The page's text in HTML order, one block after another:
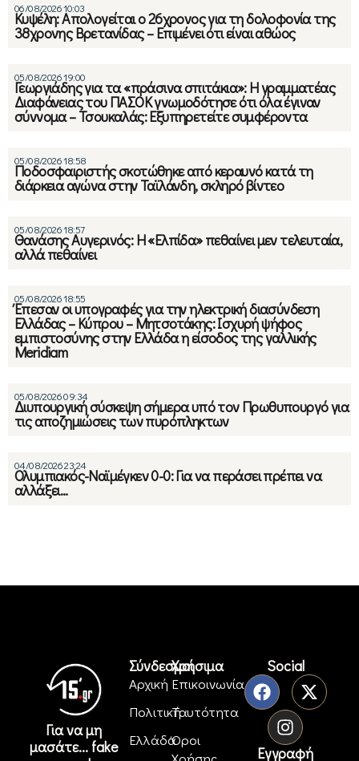
06/08/2026 10:03
Κυψέλη: Απολογείται ο 26χρονος για τη δολοφονία της
38χρονης Βρετανίδας – Επιμένει ότι είναι αθώος
05/08/2026 19:00
Γεωργιάδης για τα «πράσινα σπιτάκια»: Η γραμματέας
Διαφάνειας του ΠΑΣΟΚ γνωμοδότησε ότι όλα έγιναν
σύννομα – Τσουκαλάς: Εξυπηρετείτε συμφέροντα
05/08/2026 18:58
Ποδοσφαιριστής σκοτώθηκε από κεραυνό κατά τη
διάρκεια αγώνα στην Ταϊλάνδη, σκληρό βίντεο
05/08/2026 18:57
Θανάσης Αυγερινός: Η «Ελπίδα» πεθαίνει μεν τελευταία,
αλλά πεθαίνει
05/08/2026 18:55
Έπεσαν οι υπογραφές για την ηλεκτρική διασύνδεση
Ελλάδας – Κύπρου – Μητσοτάκης: Ισχυρή ψήφος
εμπιστοσύνης στην Ελλάδα η είσοδος της γαλλικής
Meridiam
05/08/2026 09:34
Διυπουργική σύσκεψη σήμερα υπό τον Πρωθυπουργό για
τις αποζημιώσεις των πυρόπληκτων
04/08/2026 23:24
Ολυμπιακός-Ναϊμέγκεν 0-0: Για να περάσει πρέπει να
αλλάξει…
Για να μη
μασάτε... fake
Σύνδεσμοι
Αρχική
Πολιτική
Ελλάδα
Χρήσιμα
Επικοινωνία
Ταυτότητα
Όροι
Social
Εγγραφή